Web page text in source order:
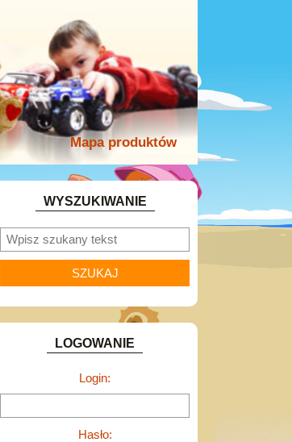
Mapa produktów
WYSZUKIWANIE
LOGOWANIE
Login:
Hasło: